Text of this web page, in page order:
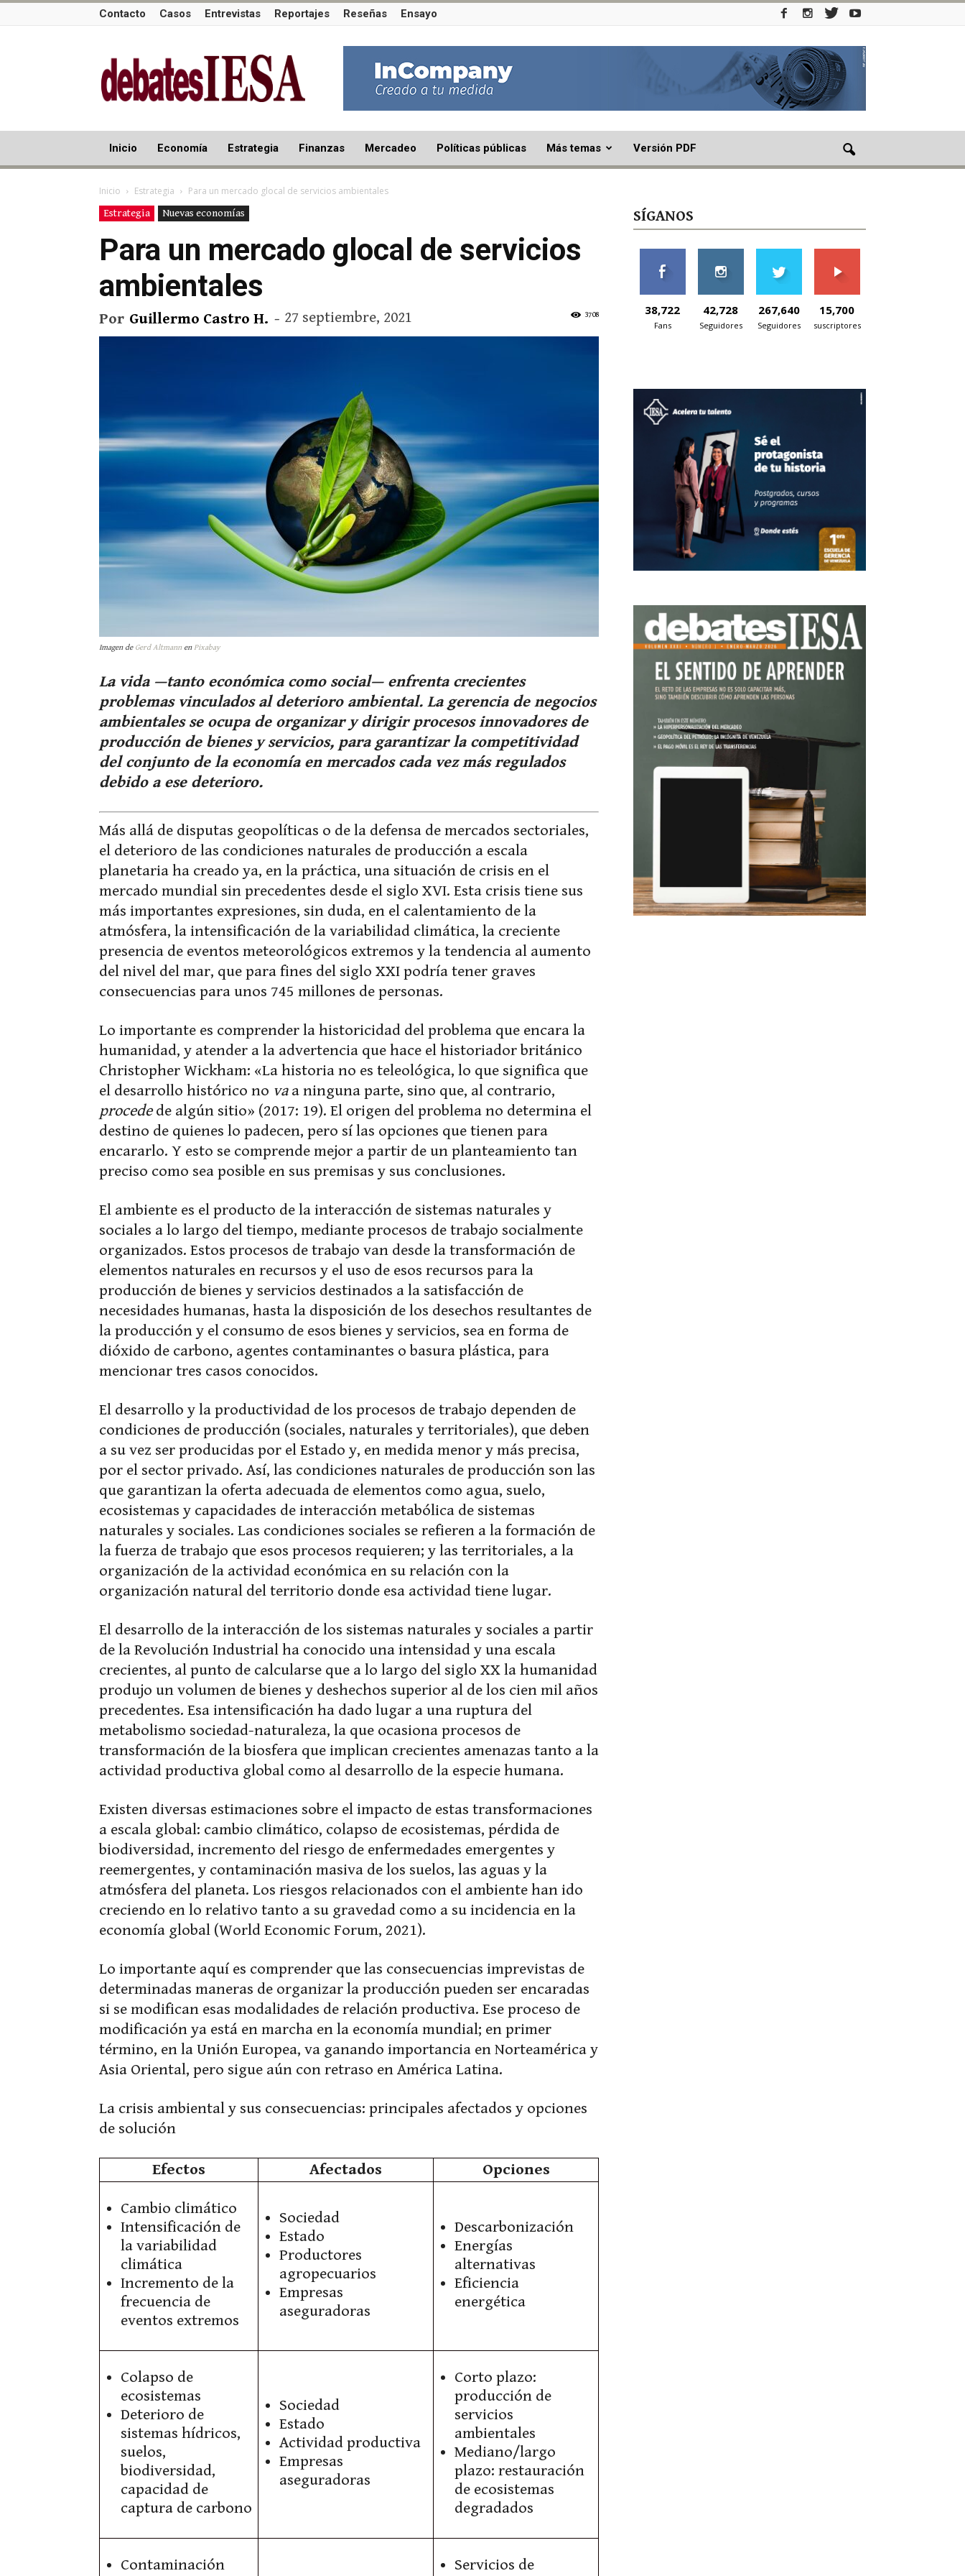
Contacto Casos Entrevistas Reportajes Reseñas Ensayo
Inicio Economía Estrategia Finanzas Mercadeo Políticas públicas Más temas Versión PDF
Inicio Estrategia
Para un mercado glocal de servicios ambientales
Estrategia
Nuevas economías
Para un mercado glocal de servicios
ambientales
Por Guillermo Castro H. - 27 septiembre, 2021 3708
Imagen de Gerd Altmann enPixabay
La vida —tanto económica como social— enfrenta crecientes
problemas vinculados al deterioro ambiental. La gerencia de negocios
ambientales se ocupa de organizar y dirigir procesos innovadores de
producción de bienes y servicios, para garantizar la competitividad
del conjunto de la economía en mercados cada vez más regulados
debido a ese deterioro.
Más allá de disputas geopolíticas o de la defensa de mercados sectoriales,
el deterioro de las condiciones naturales de producción a escala
planetaria ha creado ya, en la práctica, una situación de crisis en el
mercado mundial sin precedentes desde el siglo XVI. Esta crisis tiene sus
más importantes expresiones, sin duda, en el calentamiento de la
atmósfera, la intensificación de la variabilidad climática, la creciente
presencia de eventos meteorológicos extremos y la tendencia al aumento
del nivel del mar, que para fines del siglo XXI podría tener graves
consecuencias para unos 745 millones de personas.
Lo importante es comprender la historicidad del problema que encara la
humanidad, y atender a la advertencia que hace el historiador británico
Christopher Wickham: «La historia no es teleológica, lo que significa que
el desarrollo histórico no vaa ninguna parte, sino que, al contrario,
procedede algún sitio» (2017: 19). El origen del problema no determina el
destino de quienes lo padecen, pero sí las opciones que tienen para
encararlo. Y esto se comprende mejor a partir de un planteamiento tan
preciso como sea posible en sus premisas y sus conclusiones.
El ambiente es el producto de la interacción de sistemas naturales y
sociales a lo largo del tiempo, mediante procesos de trabajo socialmente
organizados. Estos procesos de trabajo van desde la transformación de
elementos naturales en recursos y el uso de esos recursos para la
producción de bienes y servicios destinados a la satisfacción de
necesidades humanas, hasta la disposición de los desechos resultantes de
la producción y el consumo de esos bienes y servicios, sea en forma de
dióxido de carbono, agentes contaminantes o basura plástica, para
mencionar tres casos conocidos.
El desarrollo y la productividad de los procesos de trabajo dependen de
condiciones de producción (sociales, naturales y territoriales), que deben
a su vez ser producidas por el Estado y, en medida menor y más precisa,
por el sector privado. Así, las condiciones naturales de producción son las
que garantizan la oferta adecuada de elementos como agua, suelo,
ecosistemas y capacidades de interacción metabólica de sistemas
naturales y sociales. Las condiciones sociales se refieren a la formación de
la fuerza de trabajo que esos procesos requieren; y las territoriales, a la
organización de la actividad económica en su relación con la
organización natural del territorio donde esa actividad tiene lugar.
El desarrollo de la interacción de los sistemas naturales y sociales a partir
de la Revolución Industrial ha conocido una intensidad y una escala
crecientes, al punto de calcularse que a lo largo del siglo XX la humanidad
produjo un volumen de bienes y deshechos superior al de los cien mil años
precedentes. Esa intensificación ha dado lugar a una ruptura del
metabolismo sociedad-naturaleza, la que ocasiona procesos de
transformación de la biosfera que implican crecientes amenazas tanto a la
actividad productiva global como al desarrollo de la especie humana.
Existen diversas estimaciones sobre el impacto de estas transformaciones
a escala global: cambio climático, colapso de ecosistemas, pérdida de
biodiversidad, incremento del riesgo de enfermedades emergentes y
reemergentes, y contaminación masiva de los suelos, las aguas y la
atmósfera del planeta. Los riesgos relacionados con el ambiente han ido
creciendo en lo relativo tanto a su gravedad como a su incidencia en la
economía global (World Economic Forum, 2021).
Lo importante aquí es comprender que las consecuencias imprevistas de
determinadas maneras de organizar la producción pueden ser encaradas
si se modifican esas modalidades de relación productiva. Ese proceso de
modificación ya está en marcha en la economía mundial; en primer
término, en la Unión Europea, va ganando importancia en Norteamérica y
Asia Oriental, pero sigue aún con retraso en América Latina.
La crisis ambiental y sus consecuencias: principales afectados y opciones
de solución
Efectos Afectados Opciones
Cambio climático
Intensificación de
la variabilidad
climática
Incremento de la
frecuencia de
eventos extremos
Sociedad
Estado
Productores
agropecuarios
Empresas
aseguradoras
Descarbonización
Energías
alternativas
Eficiencia
energética
Colapso de
ecosistemas
Deterioro de
sistemas hídricos,
suelos,
biodiversidad,
capacidad de
captura de carbono
Sociedad
Estado
Actividad productiva
Empresas
aseguradoras
Corto plazo:
producción de
servicios
ambientales
Mediano/largo
plazo: restauración
de ecosistemas
degradados
Contaminación
Servicios de
SÍGANOS
38,722
Fans
42,728
Seguidores
267,640
Seguidores
15,700
suscriptores